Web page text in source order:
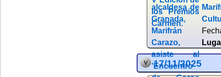
17/11/2025